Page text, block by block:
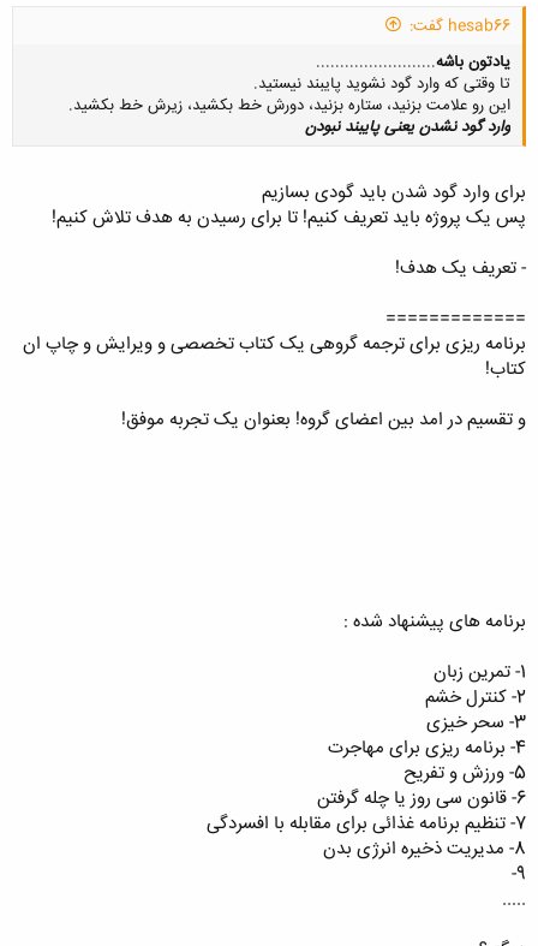
hesab66 گفت:
یادتون باشه.........................
تا وقتی که وارد گود نشوید پایبند نیستید.
این رو علامت بزنید، ستاره بزنید، دورش خط بکشید، زیرش خط بکشید.
وارد گود نشدن یعنی پایبند نبودن
کلیک کنید تا باز شود...
برای وارد گود شدن باید گودی بسازیم
پس یک پروژه باید تعریف کنیم! تا برای رسیدن به هدف تلاش کنیم!
- تعریف یک هدف!
=============
برنامه ریزی برای ترجمه گروهی یک کتاب تخصصی و ویرایش و چاپ ان
کتاب!
و تقسیم در امد بین اعضای گروه! بعنوان یک تجربه موفق!
برنامه های پیشنهاد شده :
1- تمرین زبان
2- کنترل خشم
3- سحر خیزی
4- برنامه ریزی برای مهاجرت
5- ورزش و تفریح
6- قانون سی روز یا چله گرفتن
7- تنظیم برنامه غذائی برای مقابله با افسردگی
8- مدیریت ذخیره انرژی بدن
9-
.....